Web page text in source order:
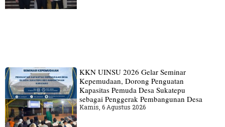
KKN UINSU 2026 Gelar Seminar
Kepemudaan, Dorong Penguatan
Kapasitas Pemuda Desa Sukatepu
sebagai Penggerak Pembangunan Desa
Kamis, 6 Agustus 2026